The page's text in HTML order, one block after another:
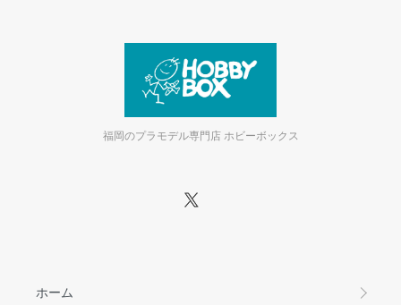
福岡のプラモデル専門店 ホビーボックス
ホーム